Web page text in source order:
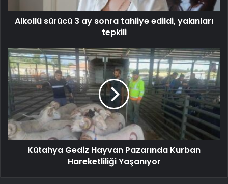
Alkollü sürücü 3 ay sonra tahliye edildi, yakınları
tepkili
Kütahya Gediz Hayvan Pazarında Kurban
Hareketliliği Yaşanıyor